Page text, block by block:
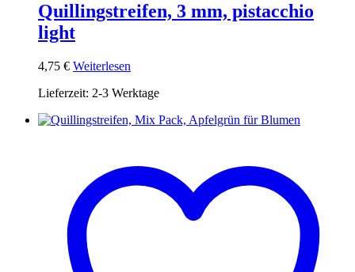
Quillingstreifen, 3 mm, pistacchio
light
4,75 € Weiterlesen
Lieferzeit: 2-3 Werktage